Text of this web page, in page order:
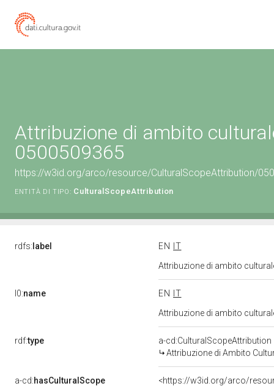
Attribuzione di ambito
0500509365
https://w3id.org/arco/resource/CulturalScopeAttribution/
ENTITÀ DI TIPO: CulturalScopeAttribution
rdfs: label EN
IT
Attribuzione di ambito
l0:name EN
IT
Attribuzione di ambito
rdf:type
a-cd:CulturalScopeAttribution
Attribuzione di Ambito
a-cd:hasCulturalScope
<https://w3id.org/arco/